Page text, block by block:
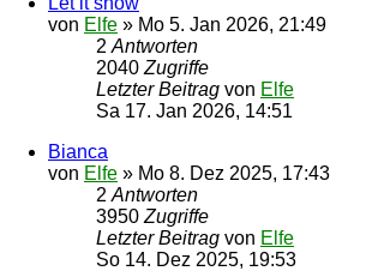
von Elfe » Mo 5. Jan 2026, 21:49
2 Antworten
2040 Zugriffe
Letzter Beitrag von Elfe
Sa 17. Jan 2026, 14:51
Bianca
von Elfe » Mo 8. Dez 2025, 17:43
2 Antworten
3950 Zugriffe
Letzter Beitrag von Elfe
So 14. Dez 2025, 19:53